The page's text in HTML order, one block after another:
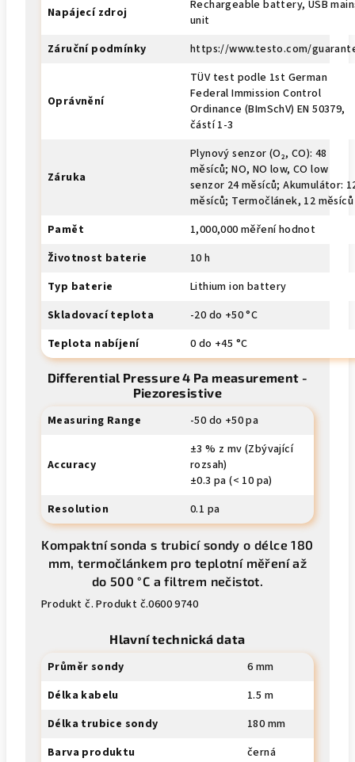
Napájecí zdroj
Rechargeable battery, USB
unit
Záruční podmínky
https://www.testo.com/
Oprávnění
TÜV test podle 1st German
Federal Immission Control
Ordinance (BImSchV) EN 50379,
částí 1-3
Záruka
Plynový senzor (O₂, CO): 48
měsíců; NO, NO low, CO low
senzor 24 měsíců; Akumulátor:
měsíců; Termočlánek, 12 měsíců
Pamět
1,000,000 měření hodnot
Životnost baterie
10 h
Typ baterie
Lithium ion battery
Skladovací teplota
-20 do +50 °C
Teplota nabíjení
0 do +45 °C
Differential Pressure 4 Pa measurement -
Piezoresistive
Measuring Range -50 do +50 pa
Accuracy
±3 % z mv (Zbývající
rozsah)
±0.3 pa (< 10 pa)
Resolution
0.1 pa
Kompaktní sonda s trubicí sondy o délce 180
mm, termočlánkem pro teplotní měření až
do 500 °C a filtrem nečistot.
Produkt č. Produkt č.0600 9740
Hlavní technická data
Průměr sondy
6 mm
Délka kabelu
1.5 m
Délka trubice sondy
180 mm
Barva produktu
černá